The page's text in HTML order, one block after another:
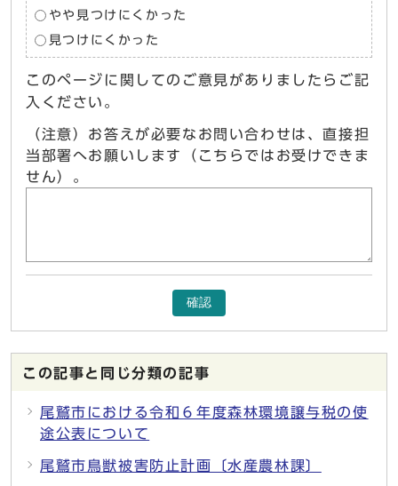
やや見つけにくかった
見つけにくかった
このページに関してのご意見がありましたらご記
入ください。
（注意）お答えが必要なお問い合わせは、直接担
当部署へお願いします（こちらではお受けできま
せん）。
確認
この記事と同じ分類の記事
尾鷲市における令和６年度森林環境譲与税の使
途公表について
尾鷲市鳥獣被害防止計画〔水産農林課〕